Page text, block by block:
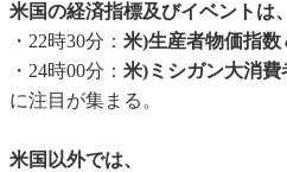
米国の経済指標及びイベントは、
・22時30分： 米)生産者物価指数
・24時00分： 米)ミシガン大消費
に注目が集まる。
米国以外では、